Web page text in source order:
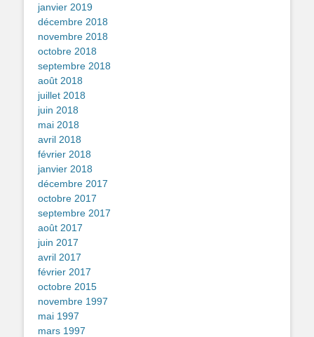
janvier 2019
décembre 2018
novembre 2018
octobre 2018
septembre 2018
août 2018
juillet 2018
juin 2018
mai 2018
avril 2018
février 2018
janvier 2018
décembre 2017
octobre 2017
septembre 2017
août 2017
juin 2017
avril 2017
février 2017
octobre 2015
novembre 1997
mai 1997
mars 1997